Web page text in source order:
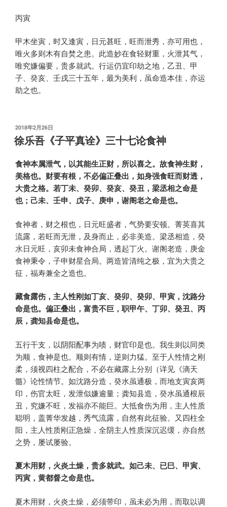
丙寅
甲木坐寅，时又逢寅，日元甚旺，旺而泄秀，亦可用也，
唯火多则木有自焚之患。此造妙在食轻财重，火泄其气，
唯究嫌偏要，贵多就武。行运仍宜印劫之地，乙丑、甲
子、癸亥、壬戌三十五年，最为美利，虽命造本佳，亦运
助之也。
发
布
于
2018年2月26日
徐乐吾《子平真诠》三十七论食神
食神本属泄气，以其能生正财，所以喜之。故食神生财，
美格也。财要有根，不必偏正叠出，如身强食旺而财透，
大贵之格。若丁未、癸卯、癸亥、癸丑，梁丞相之命是
也；己未、壬申、戊子、庚申，谢阁老之命是也。
食神者，财之根也，日元旺盛者，气势要安顿。菁英喜其
流露，若旺而无泄，及身而止，必非美造。梁丞相造，癸
水日元旺，亥卯未食神合局，透起丁火。谢阁老造，庚金
食神秉令，子申财星合局。两造皆清纯之极，宜为大贵之
征，福寿兼全之造也。
藏食露伤，主人性刚如丁亥、癸卯、癸卯、甲寅，沈路分
命是也。偏正叠出，富贵不巨，职甲午、丁卯、癸丑、丙
辰，龚知县命是也。
五行干支，以阴阳配事为啧，财官印是也。我生则以同类
为顺，食神是也。顺则有情，逆则力猛。至于人性情之刚
柔，须视四柱之配合，不必在藏露上分别（详见《滴天
髓》论性情节。如沈路分造，癸水虽通极，而地支寅亥两
印，伤官太旺，发泄似嫌逾量；龚知县造，癸水虽通根辰
丑，究嫌不旺，发福亦不能巨。大抵食伤为用，主人性质
聪明，盖菁华发越，秀气流露，自然有此征验。又四柱全
阳，主人性质刚正急燥，全阴主人性质深沉迟缓，亦自然
之势，屡试屡验。
夏木用财，火炎土燥，贵多就武。如己未、已巳、甲寅、
丙寅，黄都督之命是也。
夏木用财，火炎土燥，必须带印，虽未必为用，而取以调